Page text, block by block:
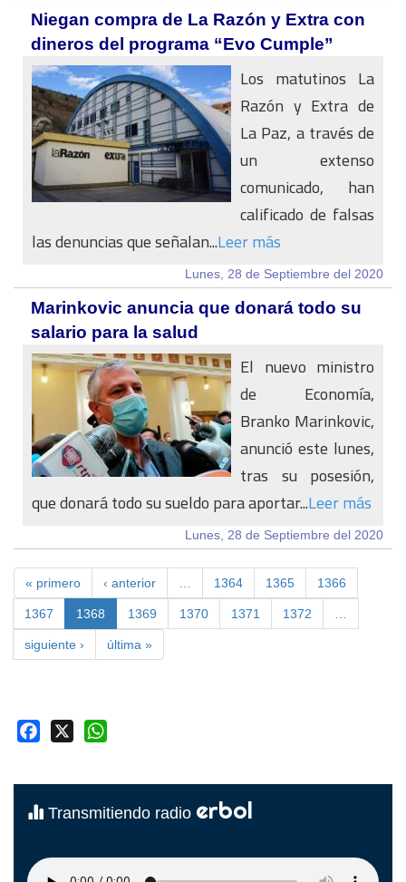
Niegan compra de La Razón y Extra con
dineros del programa “Evo Cumple”
Los matutinos La
Razón y Extra de
La Paz, a través de
un extenso
comunicado, han
calificado de falsas
las denuncias que señalan...Leer más
Lunes, 28 de Septiembre del 2020
Marinkovic anuncia que donará todo su
salario para la salud
El nuevo ministro
de Economía,
Branko Marinkovic,
anunció este lunes,
tras su posesión,
que donará todo su sueldo para aportar...Leer más
Lunes, 28 de Septiembre del 2020
« primero ‹ anterior 1364 1365 1366
1367 1368 1369 1370 1371 1372
siguiente › última »
Facebook
Transmitiendo radio erbol